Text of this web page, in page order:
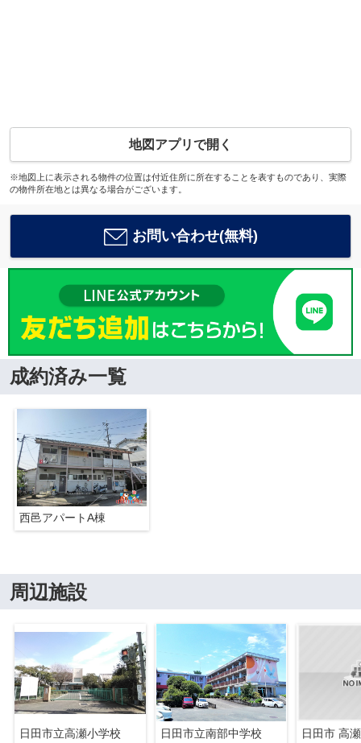
地図アプリで開く
※地図上に表示される物件の位置は付近住所に所在することを表すものであり、実際
の物件所在地とは異なる場合がございます。
お問い合わせ(無料)
成約済み一覧
西邑アパートA棟
周辺施設
日田市立高瀬小学校
日田市立南部中学校
日田市 高